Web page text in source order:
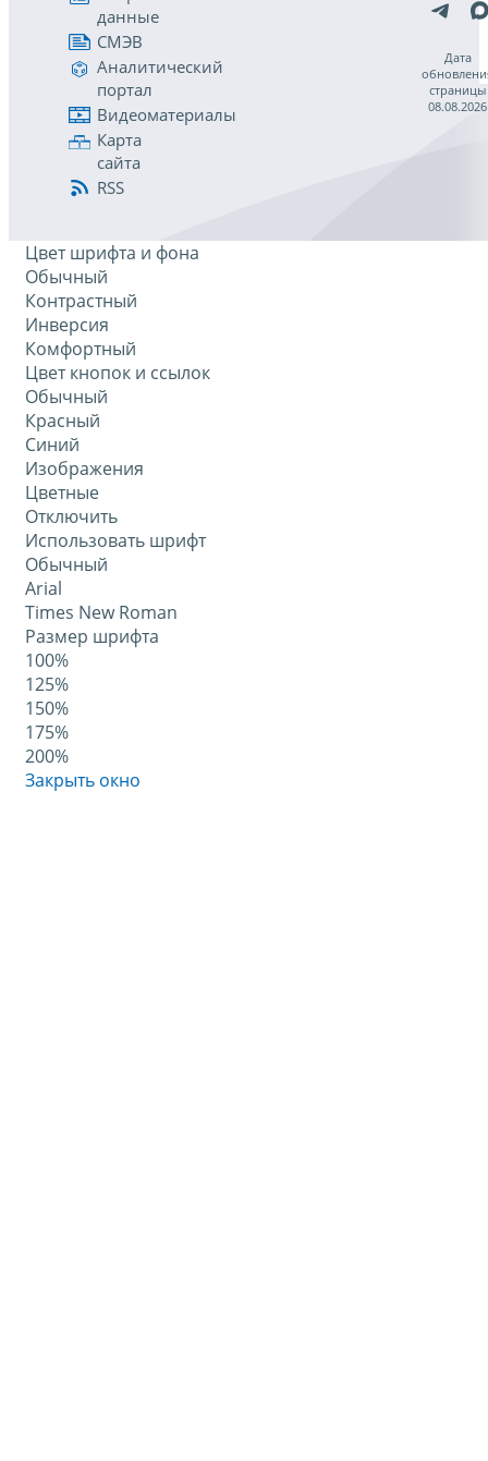
данные
СМЭВ
Аналитический
портал
Видеоматериалы
Карта
сайта
RSS
Дата
страницы
08.08.2026
Цвет шрифта и фона
Обычный
Контрастный
Инверсия
Комфортный
Цвет кнопок и ссылок
Обычный
Красный
Синий
Изображения
Цветные
Отключить
Использовать шрифт
Обычный
Arial
Times New Roman
Размер шрифта
100%
125%
150%
175%
200%
Закрыть окно